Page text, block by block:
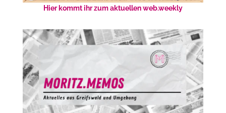
Hier kommt ihr zum aktuellen web.weekly